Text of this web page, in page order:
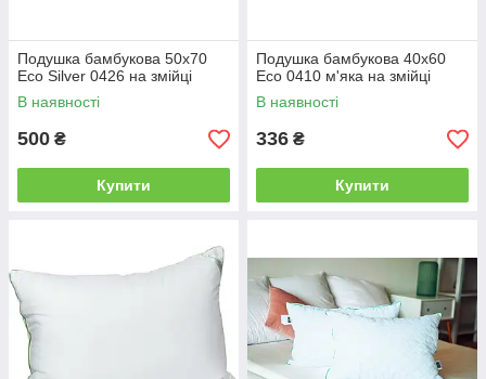
Подушка бамбукова 50х70
Есо Silver 0426 на змійці
В наявності
500 ₴
Купити
Подушка бамбукова 40х60
Есо 0410 м'яка на змійці
В наявності
336 ₴
Купити